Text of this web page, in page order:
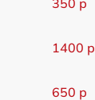
350 р
1400 р
650 р